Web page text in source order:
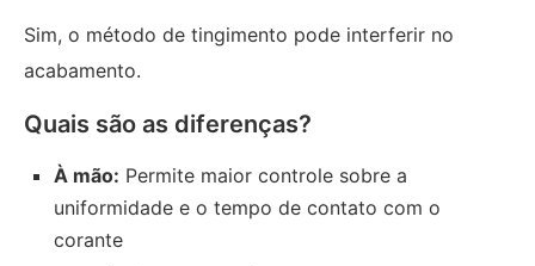
Sim, o método de tingimento pode interferir no
acabamento.
Quais são as diferenças?
À mão: Permite maior controle sobre a
uniformidade e o tempo de contato com o
corante